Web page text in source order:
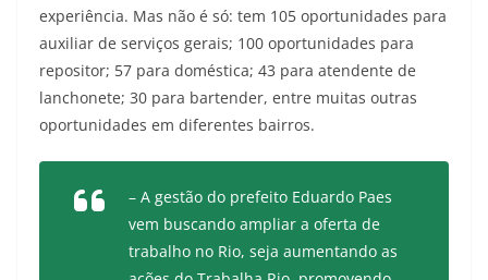
experiência. Mas não é só: tem 105 oportunidades para
auxiliar de serviços gerais; 100 oportunidades para
repositor; 57 para doméstica; 43 para atendente de
lanchonete; 30 para bartender, entre muitas outras
oportunidades em diferentes bairros.
– A gestão do prefeito Eduardo Paes
vem buscando ampliar a oferta de
trabalho no Rio, seja aumentando as